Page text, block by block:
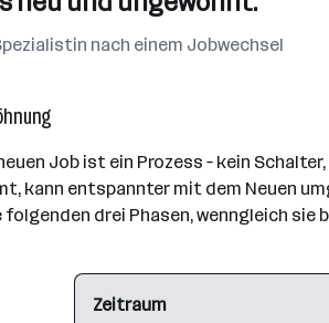
nach einem Jobwechsel
Job ist ein Prozess – kein
kann entspannter mit dem Neuen
drei Phasen, wenngleich sie
Zeitraum